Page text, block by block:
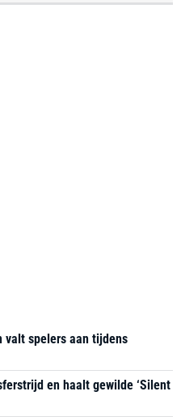
valt spelers aan tijdens
en haalt gewilde ‘Silent